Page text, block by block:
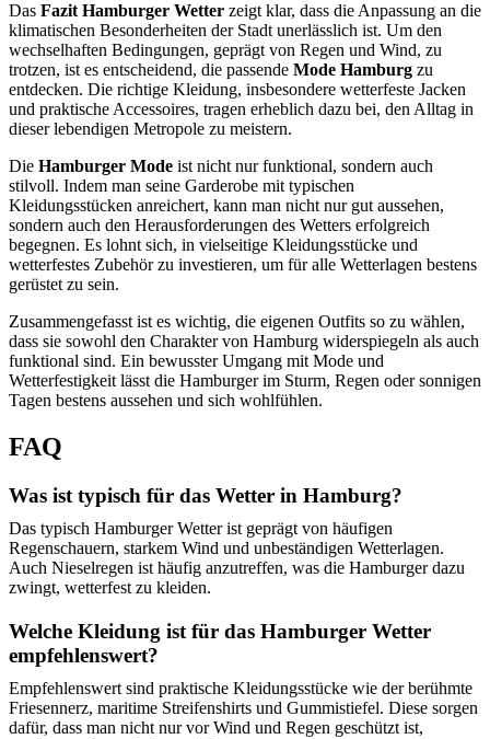
Das Fazit Hamburger Wetter zeigt klar, dass die Anpassung an die
klimatischen Besonderheiten der Stadt unerlässlich ist. Um den
wechselhaften Bedingungen, geprägt von Regen und Wind, zu
trotzen, ist es entscheidend, die passende Mode Hamburg zu
entdecken. Die richtige Kleidung, insbesondere wetterfeste Jacken
und praktische Accessoires, tragen erheblich dazu bei, den Alltag in
dieser lebendigen Metropole zu meistern.
Die Hamburger Mode ist nicht nur funktional, sondern auch
stilvoll. Indem man seine Garderobe mit typischen
Kleidungsstücken anreichert, kann man nicht nur gut aussehen,
sondern auch den Herausforderungen des Wetters erfolgreich
begegnen. Es lohnt sich, in vielseitige Kleidungsstücke und
wetterfestes Zubehör zu investieren, um für alle Wetterlagen bestens
gerüstet zu sein.
Zusammengefasst ist es wichtig, die eigenen Outfits so zu wählen,
dass sie sowohl den Charakter von Hamburg widerspiegeln als auch
funktional sind. Ein bewusster Umgang mit Mode und
Wetterfestigkeit lässt die Hamburger im Sturm, Regen oder sonnigen
Tagen bestens aussehen und sich wohlfühlen.
FAQ
Was ist typisch für das Wetter in Hamburg?
Das typisch Hamburger Wetter ist geprägt von häufigen
Regenschauern, starkem Wind und unbeständigen Wetterlagen.
Auch Nieselregen ist häufig anzutreffen, was die Hamburger dazu
zwingt, wetterfest zu kleiden.
Welche Kleidung ist für das Hamburger Wetter
empfehlenswert?
Empfehlenswert sind praktische Kleidungsstücke wie der berühmte
Friesennerz, maritime Streifenshirts und Gummistiefel. Diese sorgen
dafür, dass man nicht nur vor Wind und Regen geschützt ist,